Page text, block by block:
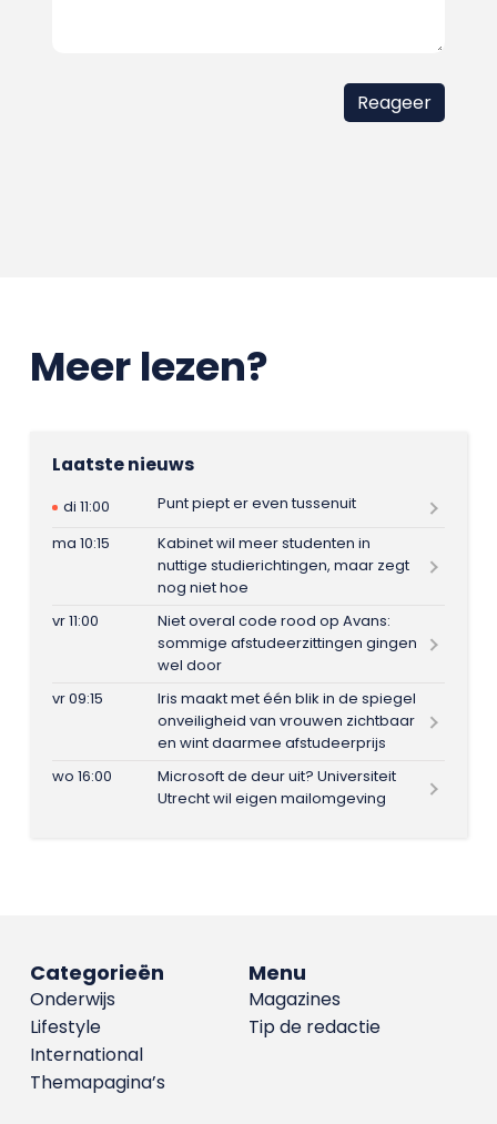
Meer lezen?
Laatste nieuws
di 11:00
Punt piept er even tussenuit
ma 10:15
Kabinet wil meer studenten in
nuttige studierichtingen, maar zegt
nog niet hoe
vr 11:00
Niet overal code rood op Avans:
sommige afstudeerzittingen gingen
wel door
vr 09:15
Iris maakt met één blik in de spiegel
onveiligheid van vrouwen zichtbaar
en wint daarmee afstudeerprijs
wo 16:00
Microsoft de deur uit? Universiteit
Utrecht wil eigen mailomgeving
Menu
Magazines
Tip de redactie
Categorieën
Onderwijs
Lifestyle
International
Themapagina’s